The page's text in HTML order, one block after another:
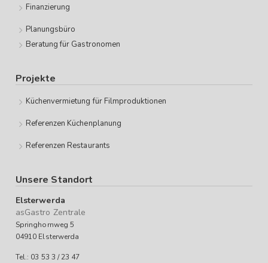
Finanzierung
Planungsbüro
Beratung für Gastronomen
Projekte
Küchenvermietung für Filmproduktionen
Referenzen Küchenplanung
Referenzen Restaurants
Unsere Standort
Elsterwerda
asGastro Zentrale
Springhornweg 5
04910 Elsterwerda
Tel.: 03 53 3 / 23 47